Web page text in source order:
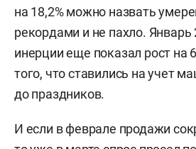
на 18,2% можно назвать
рекордами и не пахло. Январь
инерции еще показал рост на
того, что ставились на учет
до праздников.
И если в феврале продажи